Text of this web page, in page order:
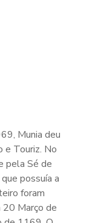
Munia deu
e Touriz. No
pela Sé de
possuía a
foram
20 Março de